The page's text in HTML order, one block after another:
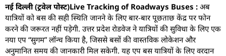
नई दिल्ली (ट्रवेल पोस्ट)Live Tracking of Roadways Buses : अब
यात्रियों को बस की सही स्थिति जानने के लिए बार-बार पूछताछ केंद्र पर फोन
करने की जरूरत नहीं पड़ेगी. उत्तर प्रदेश रोडवेज ने यात्रियों की सुविधा के लिए एक
नया एप “सुगम” लॉन्च किया है, जिससे बसों की वास्तविक लोकेशन और
अनुमानित समय की जानकारी मिल सकेगी. यह एप बस यात्रियों के लिए वरदान